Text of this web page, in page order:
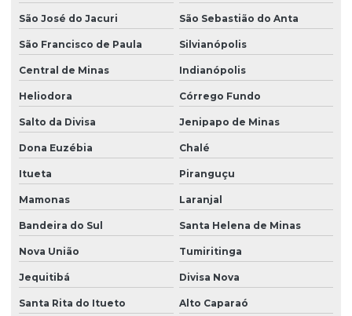
São José do Jacuri São Sebastião do Anta
São Francisco de Paula Silvianópolis
Central de Minas Indianópolis
Heliodora Córrego Fundo
Salto da Divisa Jenipapo de Minas
Dona Euzébia Chalé
Itueta Piranguçu
Mamonas Laranjal
Bandeira do Sul Santa Helena de Minas
Nova União Tumiritinga
Jequitibá Divisa Nova
Santa Rita do Itueto Alto Caparaó